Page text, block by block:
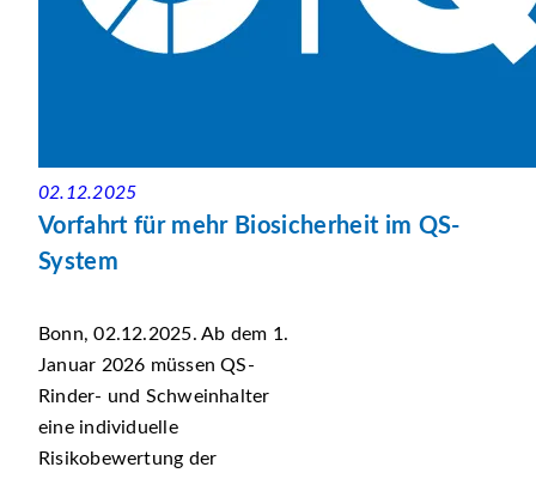
02.12.2025
Vorfahrt für mehr Biosicherheit im QS-
System
Bonn, 02.12.2025. Ab dem 1.
Januar 2026 müssen QS-
Rinder- und Schweinhalter
eine individuelle
Risikobewertung der